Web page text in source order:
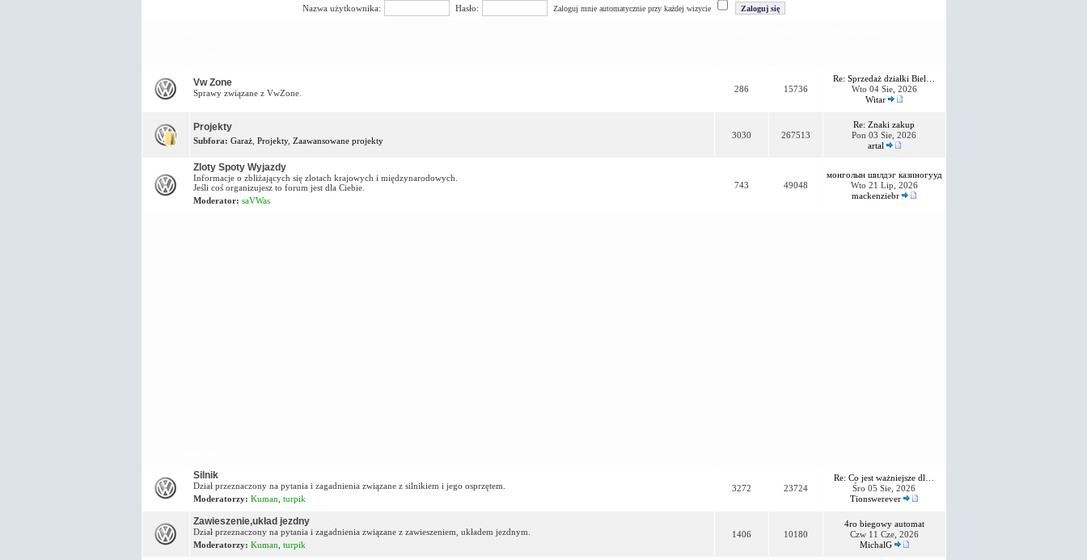
Nazwa użytkownika: Hasło: Zaloguj mnie automatycznie przy każdej wizycie
Vw Zone
Sprawy związane z VwZone. 286 15736
Re: Sprzedaż działki Biel…
Wto 04 Sie, 2026
Witar
Projekty
Subfora: Garaż, Projekty, Zaawansowane projekty
3030 267513
Re: Znaki zakup
Pon 03 Sie, 2026
artal
Zloty Spoty Wyjazdy
Informacje o zbliżających się zlotach krajowych i międzynarodowych.
Jeśli coś organizujesz to forum jest dla Ciebie.
Moderator: saVWas
743 49048
монголын шилдэг казиногууд
Wto 21 Lip, 2026
mackenziebr
Silnik
Dział przeznaczony na pytania i zagadnienia związane z silnikiem i jego osprzętem.
Moderatorzy: Kuman turpik
3272 23724
Re: Co jest ważniejsze dl…
Śro 05 Sie, 2026
Tionswerever
Zawieszenie,układ jezdny
Dział przeznaczony na pytania i zagadnienia związane z zawieszeniem, układem jezdnym.
Moderatorzy: Kuman turpik
1406 10180
4ro biegowy automat
Czw 11 Cze, 2026
MichalG